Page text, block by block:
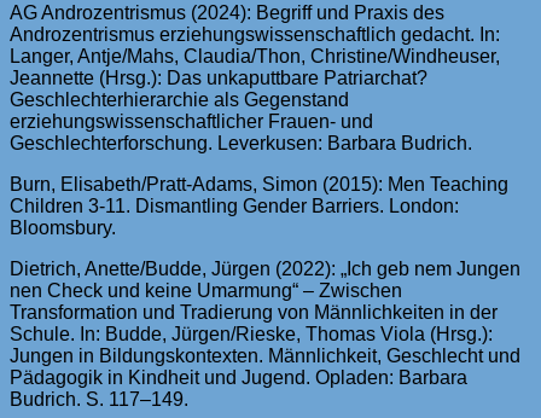
AG Androzentrismus (2024): Begriff und Praxis des
Androzentrismus erziehungswissenschaftlich gedacht. In:
Langer, Antje/Mahs, Claudia/Thon, Christine/Windheuser,
Jeannette (Hrsg.): Das unkaputtbare Patriarchat?
Geschlechterhierarchie als Gegenstand
erziehungswissenschaftlicher Frauen- und
Geschlechterforschung. Leverkusen: Barbara Budrich.
Burn, Elisabeth/Pratt-Adams, Simon (2015): Men Teaching
Children 3-11. Dismantling Gender Barriers. London:
Bloomsbury.
Dietrich, Anette/Budde, Jürgen (2022): „Ich geb nem Jungen
nen Check und keine Umarmung“ – Zwischen
Transformation und Tradierung von Männlichkeiten in der
Schule. In: Budde, Jürgen/Rieske, Thomas Viola (Hrsg.):
Jungen in Bildungskontexten. Männlichkeit, Geschlecht und
Pädagogik in Kindheit und Jugend. Opladen: Barbara
Budrich. S. 117–149.